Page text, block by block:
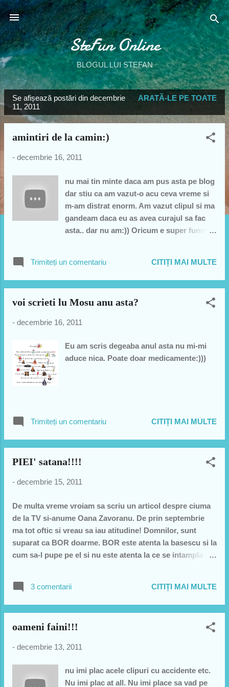
Treceți la conținutul principal
SteFun Online
BLOGUL LUI STEFAN
P
o
Se afișează postări din decembrie
11, 2011
ARATĂ-LE PE TOATE
amintiri de la camin:)
- decembrie 16, 2011
nu mai tin minte daca am pus asta pe blog
dar stiu ca am vazut-o acu ceva vreme si
m-am distrat enorm. Am vazut clipul si ma
gandeam daca eu as avea curajul sa fac
asta.. dar nu am:)) Oricum e super funny
from George Michael":)) Acum daca ai
vazut clipul urmeqaza sa povestesc de ce
cu "mai canta o data piesa aia de la
camera eram minimum 5 baieti din care
unu avea o chitara. Victor. Omu stia si stie
Metallica - piesa lor celebra cu 4 corzi
libere la inceput. Atunci cer si eu chitara
ca...
Trimiteți un comentariu CITIȚI MAI MULTE
voi scrieti lu Mosu anu asta?
- decembrie 16, 2011
Eu am scris degeaba anul asta nu mi-mi
aduce nica. Poate doar medicamente:)))
Trimiteți un comentariu CITIȚI MAI MULTE
PIEI' satana!!!!
- decembrie 15, 2011
De multa vreme vroiam sa scriu un articol despre ciuma
de la TV si-anume Oana Zavoranu. De prin septembrie
ma tot oftic si vreau sa iau atitudine! Domnilor, sunt
suparat ca BOR doarme. BOR este atenta la basescu si la
cum sa-l pupe pe el si nu este atenta la ce se intampla in
prozelitism pro vrajitoare si mergea la TV si spunea:
"oameni buni mergeti la vrajitoare ca e ok, toata lumea sa
gura acestei vaci schiloade netalentate si chiar cred. Ca
tacut si TACE. Frate BOR are TV, are radio, are de toate
dar nu au iesit cu un comunicat sa o excomunice pe
Oana Zavoranu... sau sa ia atitudine! Sa faca ceva ca nu
3 comentarii CITIȚI MAI MULTE
oameni faini!!!
- decembrie 13, 2011
nu imi plac acele clipuri cu accidente etc.
Nu imi plac at all. Nu imi place sa vad pe